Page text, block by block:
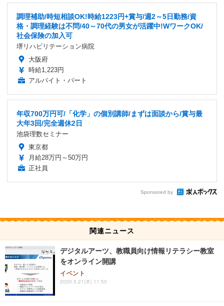
調理補助/時短相談OK!時給1223円+賞与/週2～5日勤務/資
格・調理経験は不問/40～70代の男女が活躍中!WワークOK/
社会保険の加入可
堺リハビリテーション病院
大阪府
時給1,223円
アルバイト・パート
年収700万円可/「化学」の個別講師/まずは面談から/賞与最
大年3回/完全週休2日
池袋理数セミナー
東京都
月給28万円～50万円
正社員
Sponsored by
関連ニュース
デジタルアーツ、教職員向け情報リテラシー教室
をオンライン開講
イベント
2020.5.21(木) 11:50